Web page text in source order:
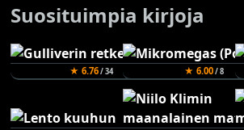
Suosituimpia kirjoja
★ 6.76/ 34 ★ 6.00/ 8